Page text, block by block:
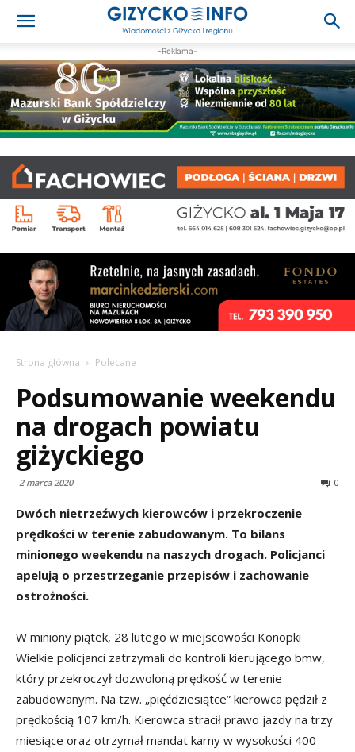
-Reklama-
Strona główna Polecane
Podsumowanie weekendu
na drogach powiatu
giżyckiego
2 marca 2020 0
Dwóch nietrzeźwych kierowców i przekroczenie
prędkości w terenie zabudowanym. To bilans
minionego weekendu na naszych drogach. Policjanci
apelują o przestrzeganie przepisów i zachowanie
ostrożności.
W miniony piątek, 28 lutego w miejscowości Konopki
Wielkie policjanci zatrzymali do kontroli kierującego bmw,
który przekroczył dozwoloną prędkość w terenie
zabudowanym. Na tzw. „pięćdziesiątce” kierowca pędził z
prędkością 107 km/h. Kierowca stracił prawo jazdy na trzy
miesiące oraz otrzymał mandat karny w wysokości 400